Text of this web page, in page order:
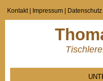
Kontakt| Impressum Datenschutz